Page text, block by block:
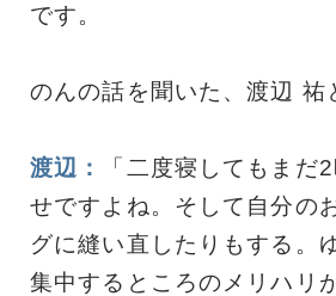
です。
のんの話を聞いた、渡辺
渡辺：
「二度寝してもまだ
せですよね。そして自分の
グに縫い直したりもする。
集中するところのメリハリ